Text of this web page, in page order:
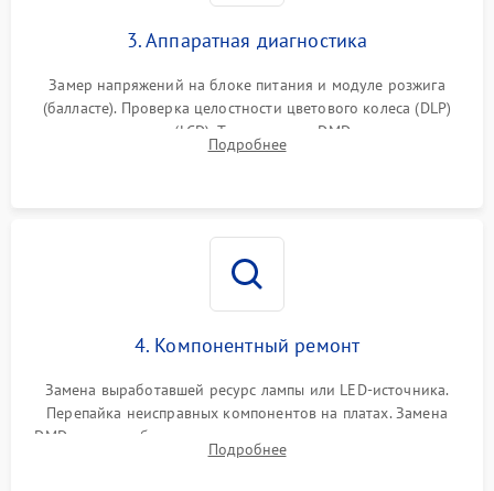
3. Аппаратная диагностика
Замер напряжений на блоке питания и модуле розжига
(балласте). Проверка целостности цветового колеса (DLP)
или поляризаторов (LCD). Тестирование DMD-чипа, датчиков
температуры и оптопар с помощью мультиметра и
Подробнее
4. Компонентный ремонт
Замена выработавшей ресурс лампы или LED-источника.
Перепайка неисправных компонентов на платах. Замена
DMD-чипа при битых пикселях, установка нового цветового
колеса или восстановление сгоревших поляризационных
Подробнее